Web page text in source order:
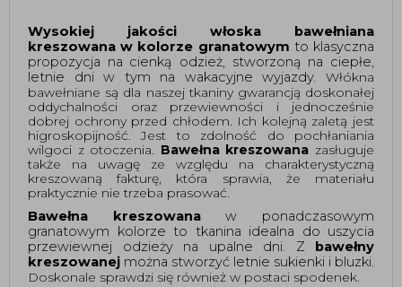
Wysokiej jakości włoska bawełniana
kreszowana w kolorze granatowym to klasyczna
propozycja na cienką odzież, stworzoną na ciepłe,
letnie dni w tym na wakacyjne wyjazdy. Włókna
bawełniane są dla naszej tkaniny gwarancją doskonałej
oddychalności oraz przewiewności i jednocześnie
dobrej ochrony przed chłodem. Ich kolejną zaletą jest
higroskopijność. Jest to zdolność do pochłaniania
wilgoci z otoczenia. Bawełna kreszowana zasługuje
także na uwagę ze względu na charakterystyczną
kreszowaną fakturę, która sprawia, że materiału
praktycznie nie trzeba prasować.
Bawełna kreszowana w ponadczasowym
granatowym kolorze to tkanina idealna do uszycia
przewiewnej odzieży na upalne dni. Z
bawełny
kreszowanej można stworzyć letnie sukienki i bluzki.
Doskonale sprawdzi się również w postaci spodenek.